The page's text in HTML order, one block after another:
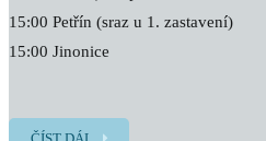
15:00 Petřín (sraz u 1. zastavení)
15:00 Jinonice